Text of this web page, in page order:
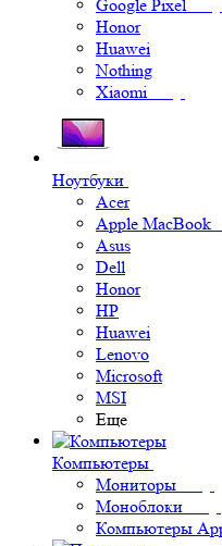
Google Pixel
Honor
Huawei
Nothing
Xiaomi
Ноутбуки
Acer
Apple MacBook
Asus
Dell
Honor
HP
Huawei
Lenovo
Microsoft
MSI
Еще
Компьютеры
Мониторы
Моноблоки
Компьютеры